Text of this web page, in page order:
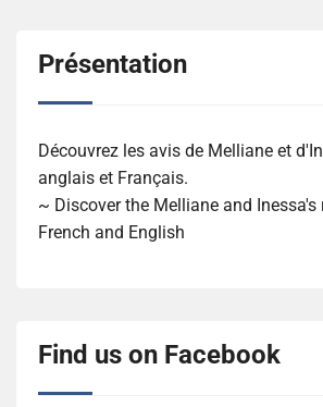
Présentation
Découvrez les avis de Melliane et
anglais et Français.
~ Discover the Melliane and Inessa's
French and English
Find us on Facebook